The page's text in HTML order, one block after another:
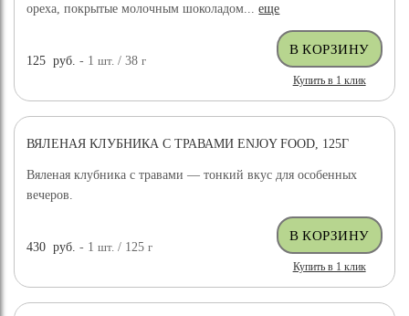
ореха, покрытые молочным шоколадом...еще
125 руб. - 1шт. / 38г
Купить в 1 клик
ВЯЛЕНАЯ КЛУБНИКА С ТРАВАМИ ENJOY FOOD, 125Г
Вяленая клубника с травами — тонкий вкус для особенных
вечеров.
430 руб. - 1шт. / 125г
Купить в 1 клик